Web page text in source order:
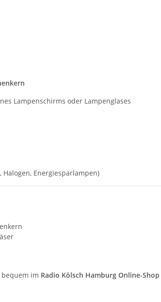
Lampenschirms oder Lampenglases
Halogen, Energiesparlampen)
bequem im Radio Kölsch Hamburg Online-Shop